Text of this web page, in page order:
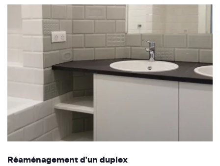
Réaménagement d'un duplex